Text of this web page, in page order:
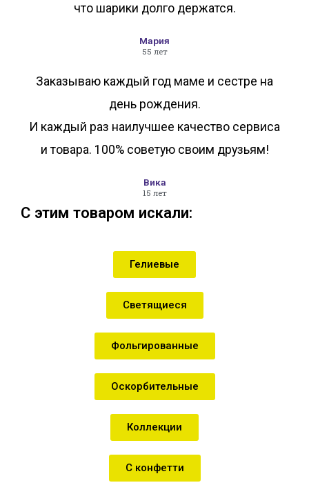
что шарики долго держатся.
Мария
55 лет
Заказываю каждый год маме и сестре на
день рождения.
И каждый раз наилучшее качество сервиса
и товара. 100% советую своим друзьям!
Вика
15 лет
С этим товаром искали:
Гелиевые
Светящиеся
Фольгированные
Оскорбительные
Коллекции
С конфетти